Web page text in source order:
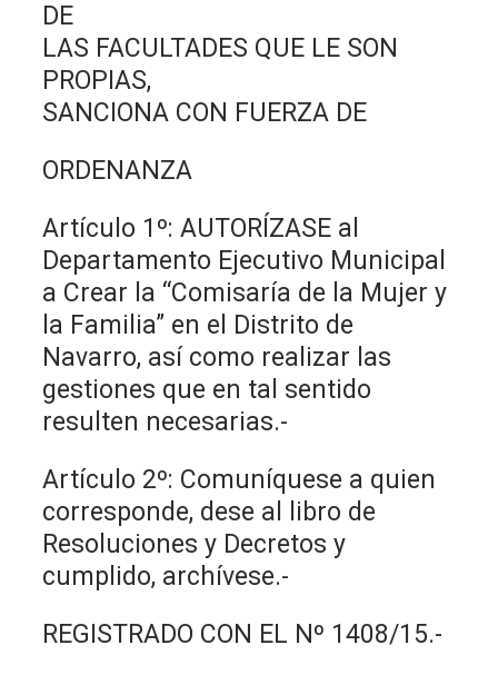
DE
LAS FACULTADES QUE LE SON
PROPIAS,
SANCIONA CON FUERZA DE
ORDENANZA
Artículo 1º: AUTORÍZASE al
Departamento Ejecutivo Municipal
a Crear la “Comisaría de la Mujer y
la Familia” en el Distrito de
Navarro, así como realizar las
gestiones que en tal sentido
resulten necesarias.-
Artículo 2º: Comuníquese a quien
corresponde, dese al libro de
Resoluciones y Decretos y
cumplido, archívese.-
REGISTRADO CON EL Nº 1408/15.-